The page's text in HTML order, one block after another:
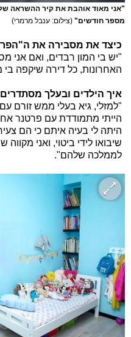
"אני מאוד אוהבת את קיר ההשראה
מספר חודשים" (צילום: ענבל מרמרי)
כיצד את מסבירה את
האחרונות, כל דירה שיקפה
איך הילדים ובעלך
"למזלי, גיא בעלי ממש זורם
הייתי מתמודדת עם פרטנר
היתה לי בעיה איתם כי הם
שיבואו לידי ביטוי, ואני
לממלכה שלהם".